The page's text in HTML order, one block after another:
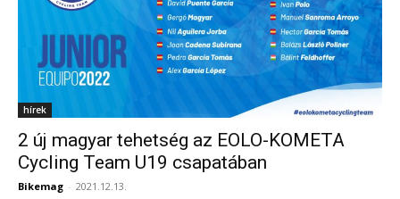
hírek
2 új magyar tehetség az EOLO-KOMETA
Cycling Team U19 csapatában
Bikemag - 2021.12.13.